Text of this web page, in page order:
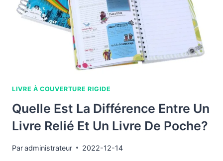
LIVRE À COUVERTURE RIGIDE
Quelle Est La Différence Entre Un
Livre Relié Et Un Livre De Poche?
Paradministrateur 2022-12-14